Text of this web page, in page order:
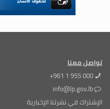
تواصل معنا
+961 1 955 000
info@lp.gov.lb
الإشتراك في نشرتنا الإخبارية